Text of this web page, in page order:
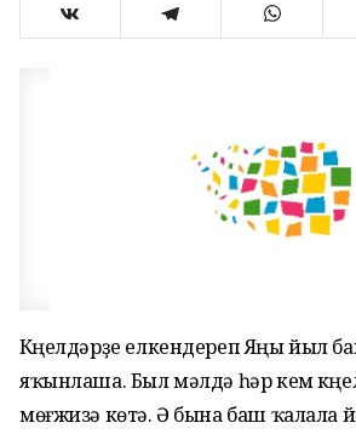
Күңелдәрҙе елкендереп Яңы йыл
яҡынлаша. Был мәлдә һәр кем
мөғжизә көтә. Ә бына баш ҡалала